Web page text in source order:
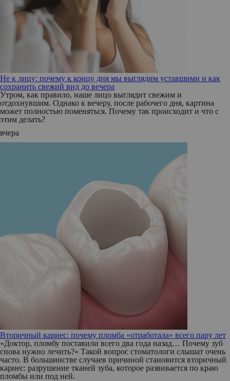
Не к лицу: почему к концу дня мы выглядим уставшими и как
сохранить свежий вид до вечера
Утром, как правило, наше лицо выглядит свежим и
отдохнувшим. Однако к вечеру, после рабочего дня, картина
может полностью поменяться. Почему так происходит и что с
этим делать?
вчера
Вторичный кариес: почему пломба «отработала» всего пару лет
«Доктор, пломбу поставили всего два года назад… Почему зуб
снова нужно лечить?» Такой вопрос стоматологи слышат очень
часто. В большинстве случаев причиной становится вторичный
кариес: разрушение тканей зуба, которое развивается по краю
пломбы или под ней.